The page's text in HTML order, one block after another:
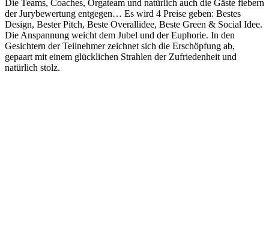
Die Teams, Coaches, Orgateam und natürlich auch die Gäste fiebern
der Jurybewertung entgegen… Es wird 4 Preise geben: Bestes
Design, Bester Pitch, Beste Overallidee, Beste Green & Social Idee.
Die Anspannung weicht dem Jubel und der Euphorie. In den
Gesichtern der Teilnehmer zeichnet sich die Erschöpfung ab,
gepaart mit einem glücklichen Strahlen der Zufriedenheit und
natürlich stolz.